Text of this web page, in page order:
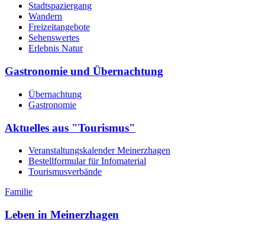
Stadtspaziergang
Wandern
Freizeitangebote
Sehenswertes
Erlebnis Natur
Gastronomie und Übernachtung
Übernachtung
Gastronomie
Aktuelles aus "Tourismus"
Veranstaltungskalender Meinerzhagen
Bestellformular für Infomaterial
Tourismusverbände
Familie
Leben in Meinerzhagen